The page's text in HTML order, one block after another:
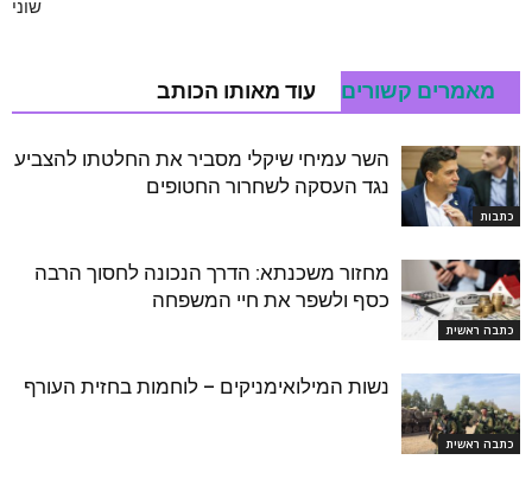
שוני
מאמרים קשורים עוד מאותו הכותב
כתבות
השר עמיחי שיקלי מסביר את החלטתו להצביע
נגד העסקה לשחרור החטופים
כתבה ראשית
מחזור משכנתא: הדרך הנכונה לחסוך הרבה
כסף ולשפר את חיי המשפחה
כתבה ראשית
נשות המילואימניקים – לוחמות בחזית העורף